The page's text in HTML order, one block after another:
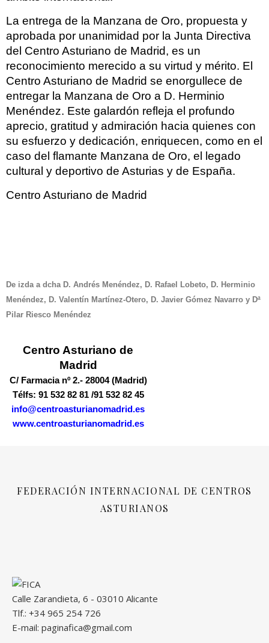
La entrega de la Manzana de Oro, propuesta y
aprobada por unanimidad por la Junta Directiva
del Centro Asturiano de Madrid, es un
reconocimiento merecido a su virtud y mérito. El
Centro Asturiano de Madrid se enorgullece de
entregar la Manzana de Oro a D. Herminio
Menéndez. Este galardón refleja el profundo
aprecio, gratitud y admiración hacia quienes con
su esfuerzo y dedicación, enriquecen, como en el
caso del flamante Manzana de Oro, el legado
cultural y deportivo de Asturias y de España.
Centro Asturiano de Madrid
De izda a dcha D. Andrés Menéndez, D. Rafael Lobeto, D. Herminio
Menéndez, D. Valentín Martínez-Otero, D. Javier Gómez Navarro y Dª
Pilar Riesco Menéndez
Centro Asturiano de
Madrid
C/ Farmacia nº 2.- 28004 (Madrid)
Télfs: 91 532 82 81 /91 532 82 45
info@centroasturianomadrid.es
www.centroasturianomadrid.es
FEDERACIÓN INTERNACIONAL DE CENTROS
ASTURIANOS
Calle Zarandieta, 6 - 03010 Alicante
Tlf.: +34 965 254 726
E-mail: paginafica@gmail.com